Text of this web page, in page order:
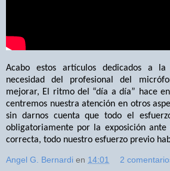
Acabo estos artículos dedicados a
necesidad del profesional del
mejorar, El ritmo del “día a día” hace
centremos nuestra atención en otros
sin darnos cuenta que todo el
obligatoriamente por la exposición
correcta, todo nuestro esfuerzo previo
Angel G. Bernardi en 14:01 2